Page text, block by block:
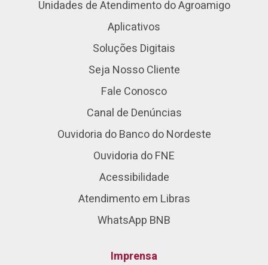
Unidades de Atendimento do Agroamigo
Aplicativos
Soluções Digitais
Seja Nosso Cliente
Fale Conosco
Canal de Denúncias
Ouvidoria do Banco do Nordeste
Ouvidoria do FNE
Acessibilidade
Atendimento em Libras
WhatsApp BNB
Imprensa